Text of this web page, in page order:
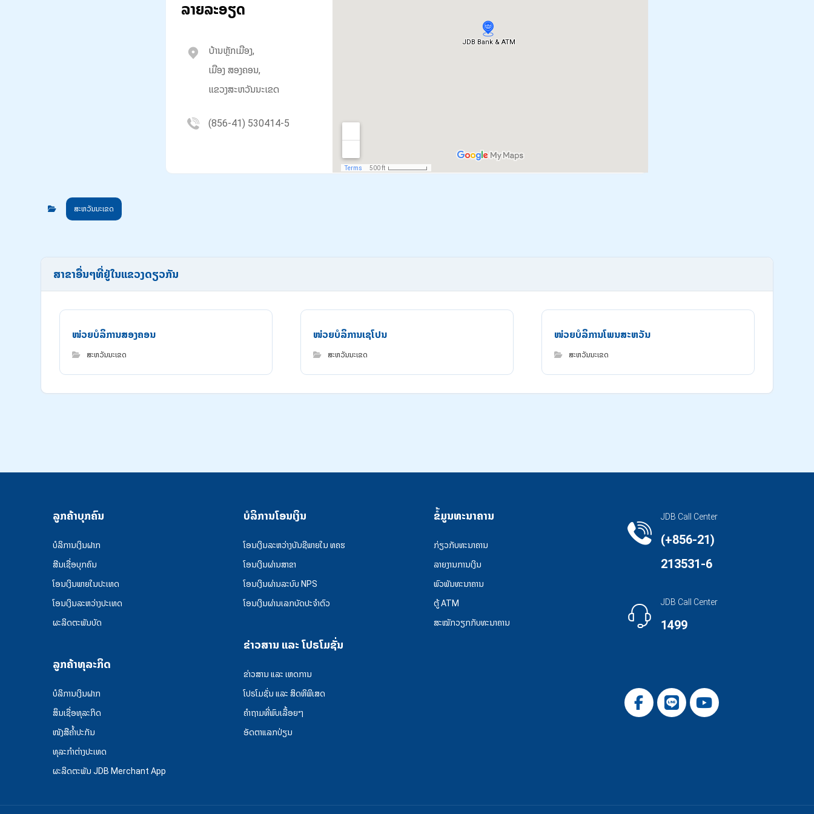
ລາຍລະອຽດ
ບ້ານຫຼັກເມືອງ,
ເມືອງ ສອງຄອນ,
ແຂວງສະຫວັນນະເຂດ
(856-41) 530414-5
ສະຫວັນນະເຂດ
ສາຂາອື່ນໆທີ່ຢູ່ໃນແຂວງດຽວກັນ
ໜ່ວຍບໍລິການສອງຄອນ
ສະຫວັນນະເຂດ
ໜ່ວຍ​ບໍ​ລິ​ການ​ເຊ​ໂປນ
ສະຫວັນນະເຂດ
ໜ່ວຍບໍລິການໂພນສະຫວັນ
ສະຫວັນນະເຂດ
ລູກຄ້າບຸກຄົນ
ບໍລິການເງິນຝາກ
ສີນເຊື່ອບຸກຄົນ
ໂອນເງິນພາຍໃນປະເທດ
ໂອນເງິນລະຫວ່າງປະເທດ
ຜະລິດຕະພັນບັດ
ລູກຄ້າທຸລະກິດ
ບໍລິການເງິນຝາກ
ສຶນເຊື່ອທຸລະກິດ
ໜັງສືຄໍ້າປະກັນ
ທຸລະກຳຕ່າງປະເທດ
ຜະລິດຕະພັນ JDB Merchant App
ບໍລິການໂອນເງິນ
ໂອນເງິນລະຫວ່າງບັນຊີພາຍໃນ ທຄຮ
ໂອນເງິນຜ່ານສາຂາ
ໂອນເງິນຜ່ານລະບົບ NPS
ໂອນເງິນຜ່ານເລກບັດປະຈຳຕົວ
ຂ່າວສານ ແລະ ໂປຣໂມຊັ່ນ
ຂ່າວສານ ແລະ ເຫດການ
ໂປຣໂມຊັ່ນ ແລະ ສິດທິພິເສດ
ຄໍາຖາມທີ່ພົບເລື້ອຍໆ
ອັດຕາແລກປ່ຽນ
ຂໍ້ມູນທະນາຄານ
ກ່ຽວກັບທະນາຄານ
ລາຍງານການເງິນ
ພົວພັນທະນາຄານ
ຕູ້ ATM
ສະໝັກວຽກກັບທະນາຄານ
JDB Call Center
(+856-21)
213531-6
JDB Call Center
1499